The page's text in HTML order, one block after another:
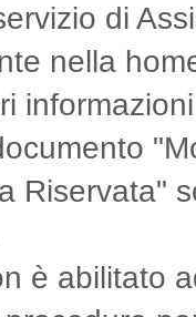
di
nella
Riservata"
è abilitato